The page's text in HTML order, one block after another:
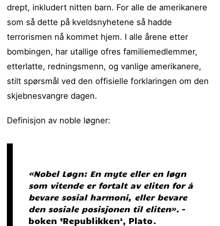
drept, inkludert nitten barn. For alle de amerikanere
som så dette på kveldsnyhetene så hadde
terrorismen nå kommet hjem. I alle årene etter
bombingen, har utallige ofres familiemedlemmer,
etterlatte, redningsmenn, og vanlige amerikanere,
stilt spørsmål ved den offisielle forklaringen om den
skjebnesvangre dagen.
Definisjon av noble løgner:
«Nobel Løgn: En myte eller en løgn
som vitende er fortalt av eliten for å
bevare sosial harmoni, eller bevare
den sosiale posisjonen til eliten».–
boken ‘Republikken’, Plato.